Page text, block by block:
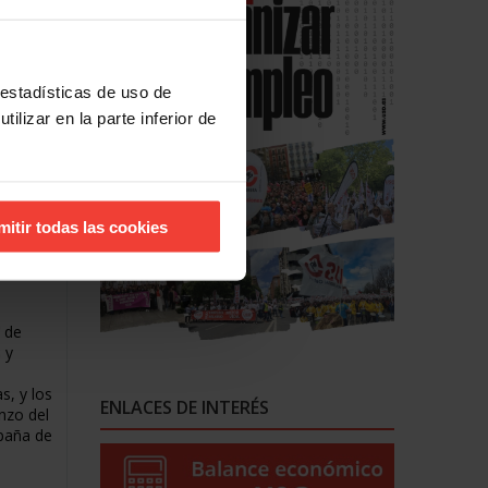
de uso de
en la parte inferior de
todas las cookies
y
y los
del
de
ENLACES DE INTERÉS